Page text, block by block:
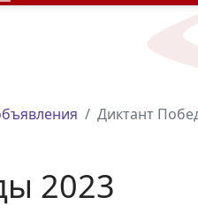
Диктант
2023